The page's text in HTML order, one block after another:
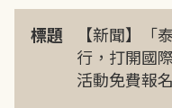
標題
【新聞】「
行，打開國
活動免費報名